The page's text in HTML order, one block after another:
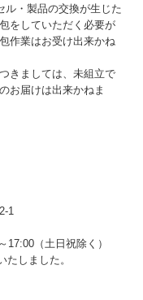
ル・製品の交換が生じた
をしていただく必要が
作業はお受け出来かね
きましては、未組立で
お届けは出来かねま
1
17:00（土日祝除く）
しました。